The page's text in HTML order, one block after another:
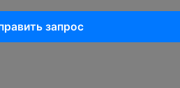
запрос